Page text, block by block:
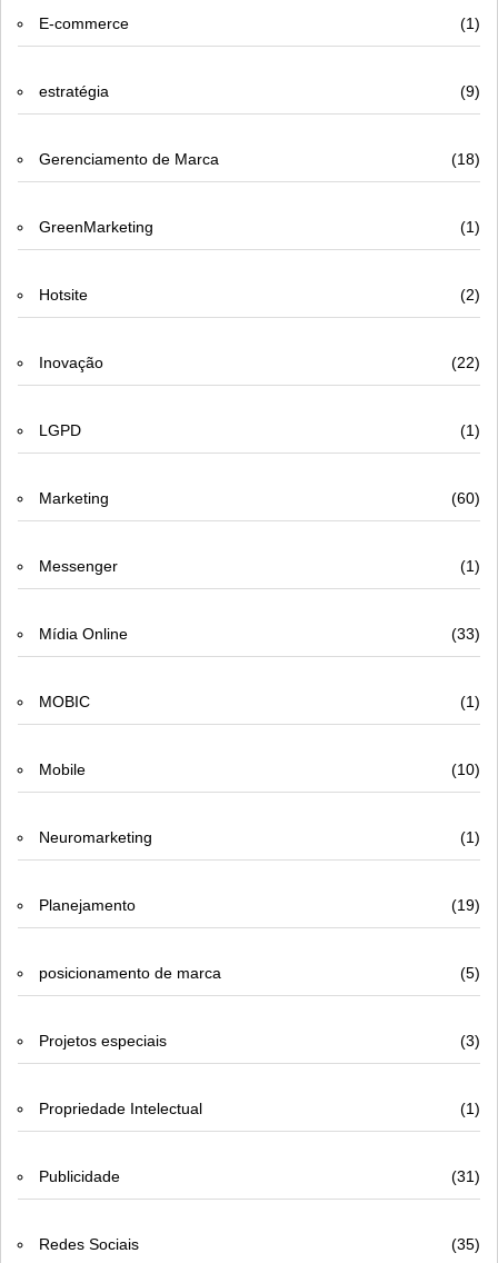
E-commerce (1)
estratégia (9)
Gerenciamento de Marca (18)
GreenMarketing (1)
Hotsite (2)
Inovação (22)
LGPD (1)
Marketing (60)
Messenger (1)
Mídia Online (33)
MOBIC (1)
Mobile (10)
Neuromarketing (1)
Planejamento (19)
posicionamento de marca (5)
Projetos especiais (3)
Propriedade Intelectual (1)
Publicidade (31)
Redes Sociais (35)